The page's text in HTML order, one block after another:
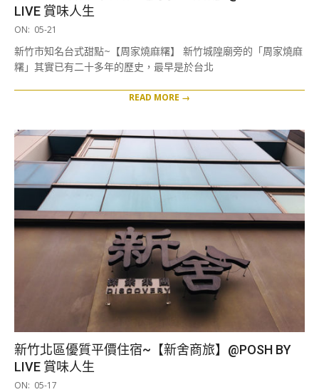
LIVE 賞味人生
2019-
21
ON: 05-21
新竹市知名台式甜點~【周家燒麻糬】 新竹城隍廟旁的「周家燒麻
糬」其實已有二十多年的歷史，最早是於台北
READ MORE →
新竹北區優質平價住宿~【新舍商旅】@POSH BY
LIVE 賞味人生
2019-
ON: 05-17